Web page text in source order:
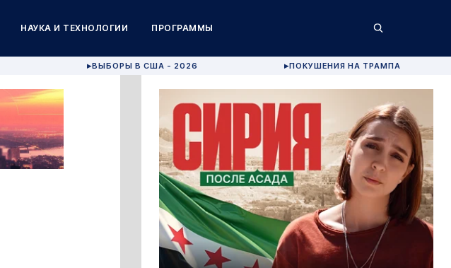
НАУКА И ТЕХНОЛОГИИ ПРОГРАММЫ
▶ВЫБОРЫ В США - 2026 ▶ПОКУШЕНИЯ НА ТРАМПА